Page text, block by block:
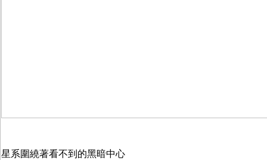
星系圍繞著看不到的黑暗中心